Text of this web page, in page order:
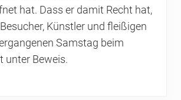
hat. Dass er damit Recht hat,
Künstler und fleißigen
Samstag beim
unter Beweis.